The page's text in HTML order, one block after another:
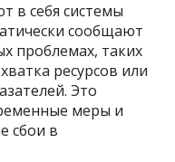
в себя системы
сообщают
проблемах, таких
ресурсов или
Это
меры и
сбои в